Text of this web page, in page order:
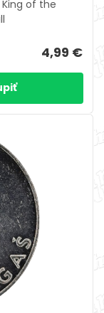
of the
4,99 €